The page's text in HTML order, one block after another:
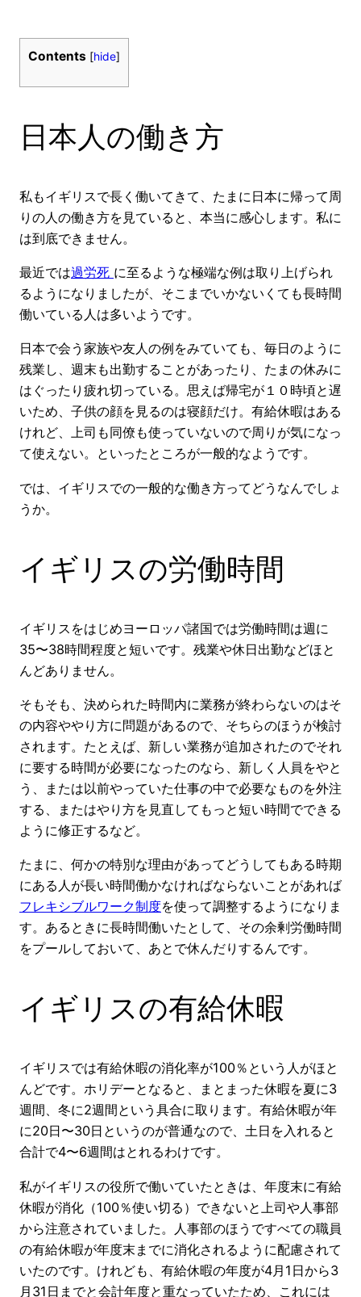
Contents [hide]
日本人の働き方
私もイギリスで長く働いてきて、たまに日本に帰って周
りの人の働き方を見ていると、本当に感心します。私に
は到底できません。
最近では過労死 に至るような極端な例は取り上げられ
るようになりましたが、そこまでいかないくても長時間
働いている人は多いようです。
日本で会う家族や友人の例をみていても、毎日のように
残業し、週末も出勤することがあったり、たまの休みに
はぐったり疲れ切っている。思えば帰宅が１０時頃と遅
いため、子供の顔を見るのは寝顔だけ。有給休暇はある
けれど、上司も同僚も使っていないので周りが気になっ
て使えない。といったところが一般的なようです。
では、イギリスでの一般的な働き方ってどうなんでしょ
うか。
イギリスの労働時間
イギリスをはじめヨーロッパ諸国では労働時間は週に
35〜38時間程度と短いです。残業や休日出勤などほと
んどありません。
そもそも、決められた時間内に業務が終わらないのはそ
の内容ややり方に問題があるので、そちらのほうが検討
されます。たとえば、新しい業務が追加されたのでそれ
に要する時間が必要になったのなら、新しく人員をやと
う、または以前やっていた仕事の中で必要なものを外注
する、またはやり方を見直してもっと短い時間でできる
ように修正するなど。
たまに、何かの特別な理由があってどうしてもある時期
にある人が長い時間働かなければならないことがあれば
フレキシブルワーク制度を使って調整するようになりま
す。あるときに長時間働いたとして、その余剰労働時間
をプールしておいて、あとで休んだりするんです。
イギリスの有給休暇
イギリスでは有給休暇の消化率が100％という人がほと
んどです。ホリデーとなると、まとまった休暇を夏に3
週間、冬に2週間という具合に取ります。有給休暇が年
に20日〜30日というのが普通なので、土日を入れると
合計で4〜6週間はとれるわけです。
私がイギリスの役所で働いていたときは、年度末に有給
休暇が消化（100％使い切る）できないと上司や人事部
から注意されていました。人事部のほうですべての職員
の有給休暇が年度末までに消化されるように配慮されて
いたのです。けれども、有給休暇の年度が4月1日から3
月31日までと会計年度と重なっていたため、これには